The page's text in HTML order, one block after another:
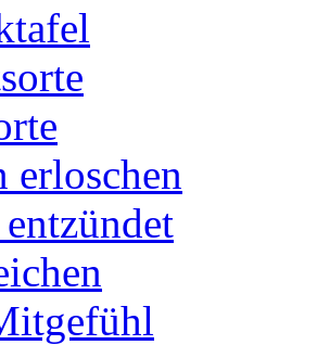
erloschen